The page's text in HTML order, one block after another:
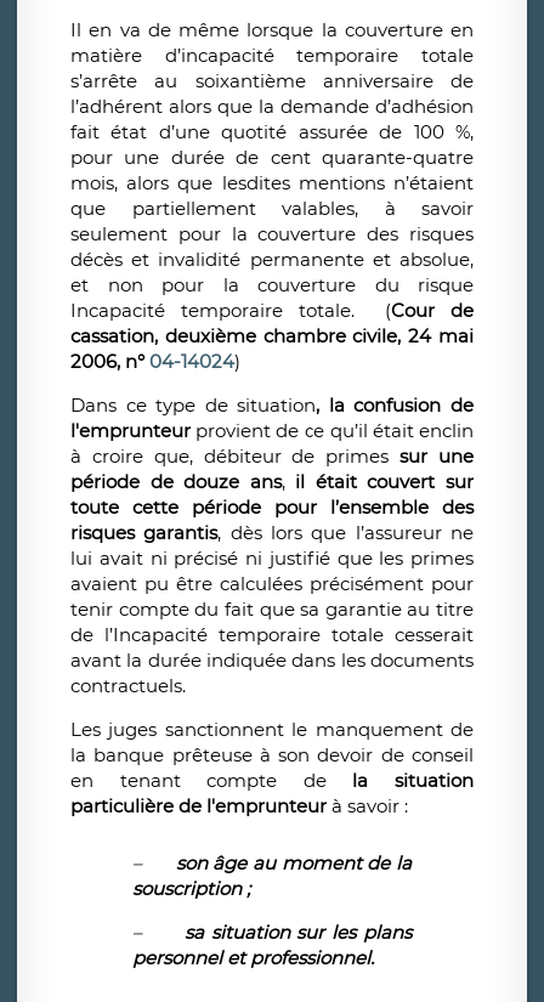
Il en va de même lorsque la couverture en
matière d’incapacité temporaire totale
s’arrête au soixantième anniversaire de
l’adhérent alors que la demande d’adhésion
fait état d’une quotité assurée de 100 %,
pour une durée de cent quarante-quatre
mois, alors que lesdites mentions n’étaient
que partiellement valables, à savoir
seulement pour la couverture des risques
décès et invalidité permanente et absolue,
et non pour la couverture du risque
Incapacité temporaire totale. (Cour de
cassation, deuxième chambre civile, 24 mai
2006, n°04-14024)
Dans ce type de situation, la confusion de
l'emprunteur provient de ce qu’il était enclin
à croire que, débiteur de primessur une
période de douze ans, il était couvert sur
toute cette période pour l’ensemble des
risques garantis, dès lors que l’assureur ne
lui avait ni précisé ni justifié que les primes
avaient pu être calculées précisément pour
tenir compte du fait que sa garantie au titre
de l’Incapacité temporaire totale cesserait
avant la durée indiquée dans les documents
contractuels.
Les juges sanctionnent le manquement de
la banque prêteuse à son devoir de conseil
en tenant compte de la situation
particulière de l'emprunteur à savoir :
– son âge au moment de la
souscription ;
– sa situation sur les plans
personnel et professionnel.